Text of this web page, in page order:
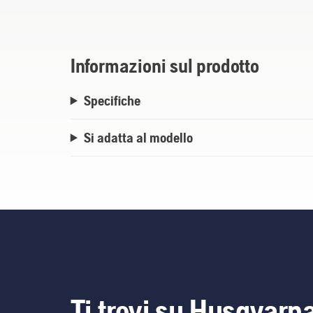
Informazioni sul prodotto
Specifiche
Si adatta al modello